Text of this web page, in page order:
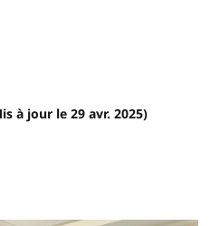
à jour le 29 avr. 2025)